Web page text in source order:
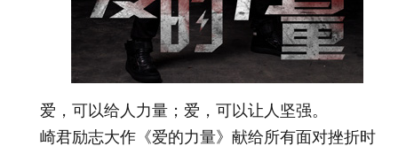
爱，可以给人力量；爱，可以让人坚强。
崎君励志大作《爱的力量》献给所有面对挫折时